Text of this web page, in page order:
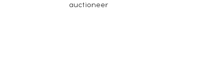
auctioneer